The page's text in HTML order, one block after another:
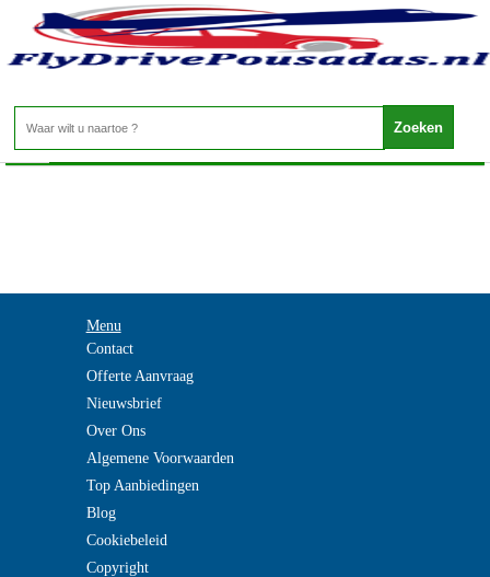
-
Home>
Menu
Contact
Offerte Aanvraag
Nieuwsbrief
Over Ons
Algemene Voorwaarden
Top Aanbiedingen
Blog
Cookiebeleid
Copyright